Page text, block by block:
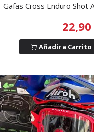
Gafas Cross Enduro Shot
Añadir a Carrito